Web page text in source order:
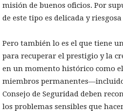
misión de buenos oficios. Por
de este tipo es delicada y
Pero también lo es el que tiene
para recuperar el prestigio y la
en un momento histórico como
miembros
Consejo de Seguridad deben
los problemas sensibles que